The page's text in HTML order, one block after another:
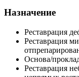
Назначение
Реставрация
Реставрация
Основа/
Реставрация